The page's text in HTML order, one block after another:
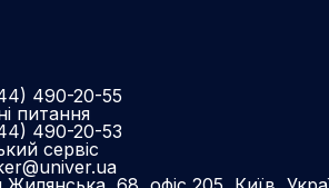
490-20-55
питання
490-20-53
сервіс